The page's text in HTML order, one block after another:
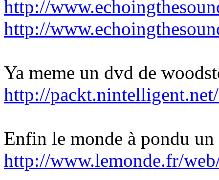
http://
http://
Ya meme un dvd de
http://
Enfin le monde à pondu
http://www.lemonde.fr/